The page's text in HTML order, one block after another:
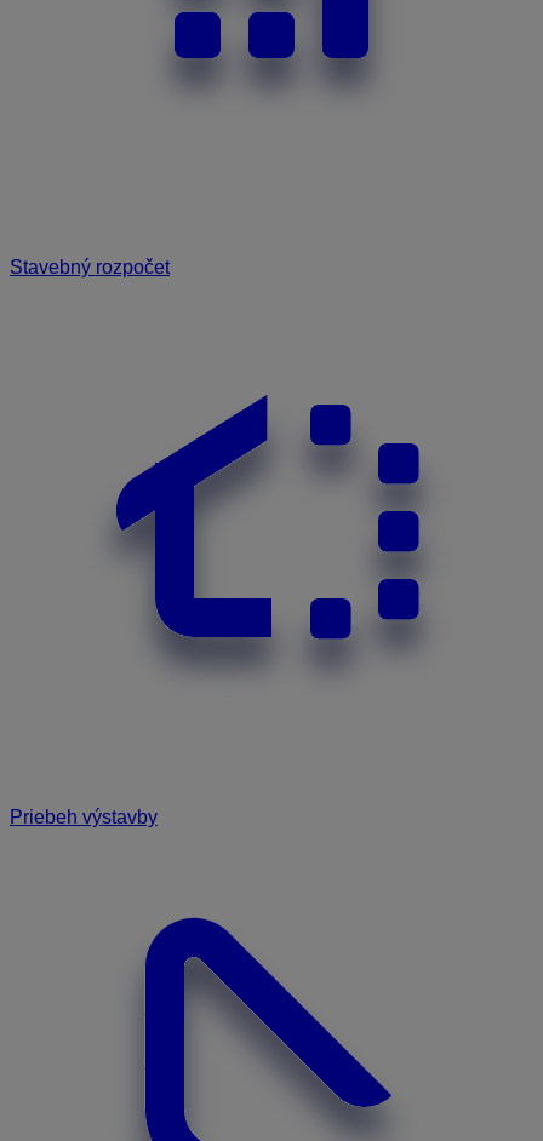
Stavebný rozpočet
Priebeh výstavby